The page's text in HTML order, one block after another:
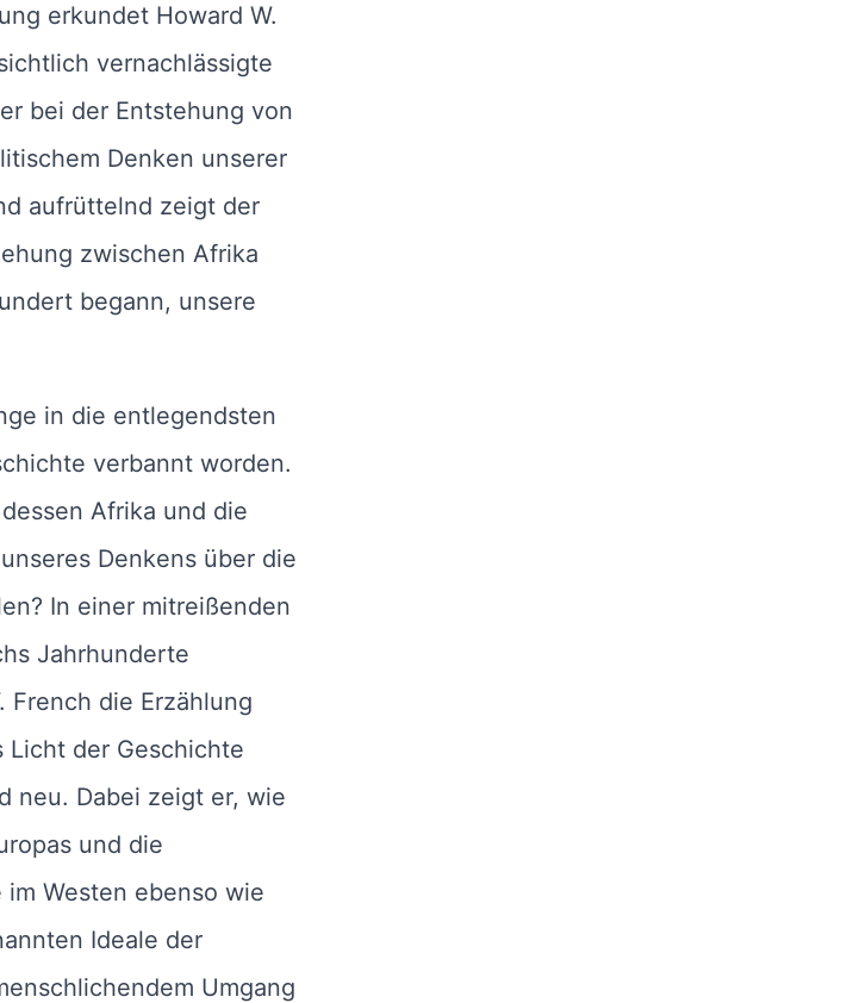
erkundet Howard W.
vernachlässigte
bei der Entstehung von
Denken unserer
aufrüttelnd zeigt der
zwischen Afrika
begann, unsere
in die entlegendsten
verbannt worden.
Afrika und die
Denkens über die
In einer mitreißenden
Jahrhunderte
French die Erzählung
der Geschichte
neu. Dabei zeigt er, wie
und die
Westen ebenso wie
Ideale der
Umgang